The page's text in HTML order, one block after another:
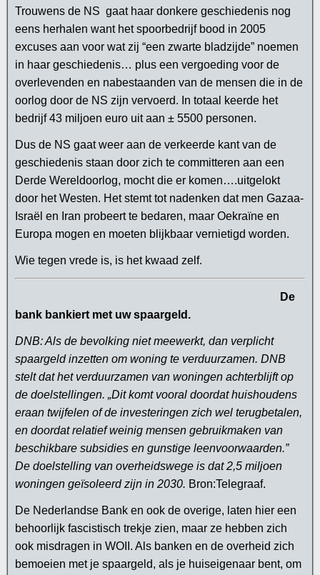
Trouwens de NS gaat haar donkere geschiedenis nog
eens herhalen want het spoorbedrijf bood in 2005
excuses aan voor wat zij “een zwarte bladzijde” noemen
in haar geschiedenis… plus een vergoeding voor de
overlevenden en nabestaanden van de mensen die in de
oorlog door de NS zijn vervoerd. In totaal keerde het
bedrijf 43 miljoen euro uit aan ± 5500 personen.
Dus de NS gaat weer aan de verkeerde kant van de
geschiedenis staan door zich te committeren aan een
Derde Wereldoorlog, mocht die er komen….uitgelokt
door het Westen. Het stemt tot nadenken dat men Gazaa-
Israël en Iran probeert te bedaren, maar Oekraïne en
Europa mogen en moeten blijkbaar vernietigd worden.
Wie tegen vrede is, is het kwaad zelf.
De
bank bankiert met uw spaargeld.
DNB: Als de bevolking niet meewerkt, dan verplicht
spaargeld inzetten om woning te verduurzamen. DNB
stelt dat het verduurzamen van woningen achterblijft op
de doelstellingen. „Dit komt vooral doordat huishoudens
eraan twijfelen of de investeringen zich wel terugbetalen,
en doordat relatief weinig mensen gebruikmaken van
beschikbare subsidies en gunstige leenvoorwaarden.”
De doelstelling van overheidswege is dat 2,5 miljoen
woningen geïsoleerd zijn in 2030. Bron:Telegraaf.
De Nederlandse Bank en ook de overige, laten hier een
behoorlijk fascistisch trekje zien, maar ze hebben zich
ook misdragen in WOII. Als banken en de overheid zich
bemoeien met je spaargeld, als je huiseigenaar bent, om